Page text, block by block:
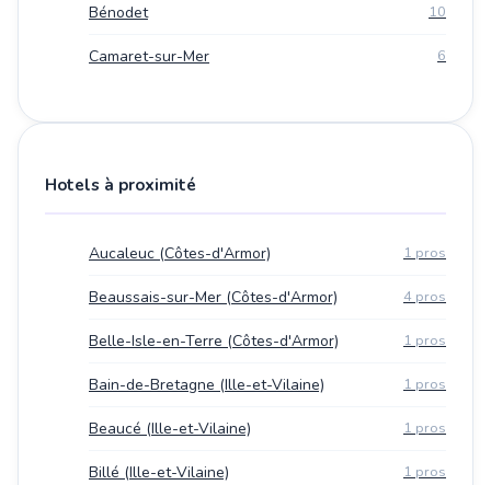
Bénodet 10
Camaret-sur-Mer 6
Hotels à proximité
Aucaleuc (Côtes-d'Armor) 1 pros
Beaussais-sur-Mer (Côtes-d'Armor) 4 pros
Belle-Isle-en-Terre (Côtes-d'Armor) 1 pros
Bain-de-Bretagne (Ille-et-Vilaine) 1 pros
Beaucé (Ille-et-Vilaine) 1 pros
Billé (Ille-et-Vilaine) 1 pros